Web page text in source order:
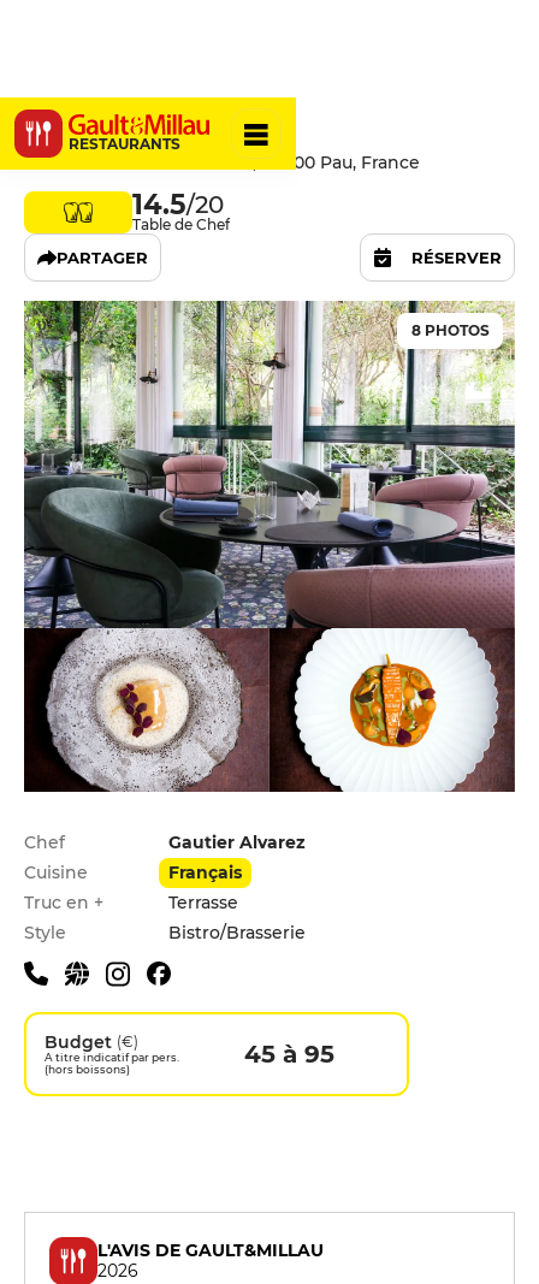
RESTAURANTS
Maynats
24 Avenue Gaston Lacoste, 64000 Pau, France
14.5/20
Table de Chef
PARTAGER RÉSERVER
8 PHOTOS
Infos pratiques
Chef
Gautier Alvarez
Cuisine
Français
Truc en +
Terrasse
Style
Bistro/Brasserie
Budget (€)
A titre indicatif par pers.
(hors boissons)
45 à 95
L'AVIS DE GAULT&MILLAU
2026